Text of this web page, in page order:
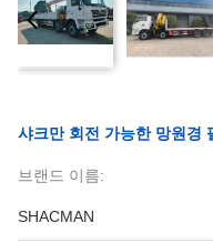
샤크만 회전 가능한 망원경
브랜드 이름:
SHACMAN